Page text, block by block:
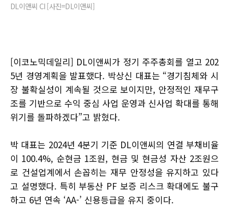
DL이앤씨 CI [사진=DL이앤씨]
[이코노믹데일리] DL이앤씨가 정기 주주총회를 열고 202
5년 경영계획을 발표했다. 박상신 대표는 “경기침체와 시
장 불확실성이 계속될 것으로 보이지만, 안정적인 재무구
조를 기반으로 수익 중심 사업 운영과 신사업 확대를 통해
위기를 돌파하겠다”고 밝혔다.
박 대표는 2024년 4분기 기준 DL이앤씨의 연결 부채비율
이 100.4%, 순현금 1조원, 현금 및 현금성 자산 2조원으
로 건설업계에서 손꼽히는 재무 안정성을 유지하고 있다
고 설명했다. 특히 부동산 PF 보증 리스크 확대에도 불구
하고 6년 연속 ‘AA-’ 신용등급을 유지 중이다.